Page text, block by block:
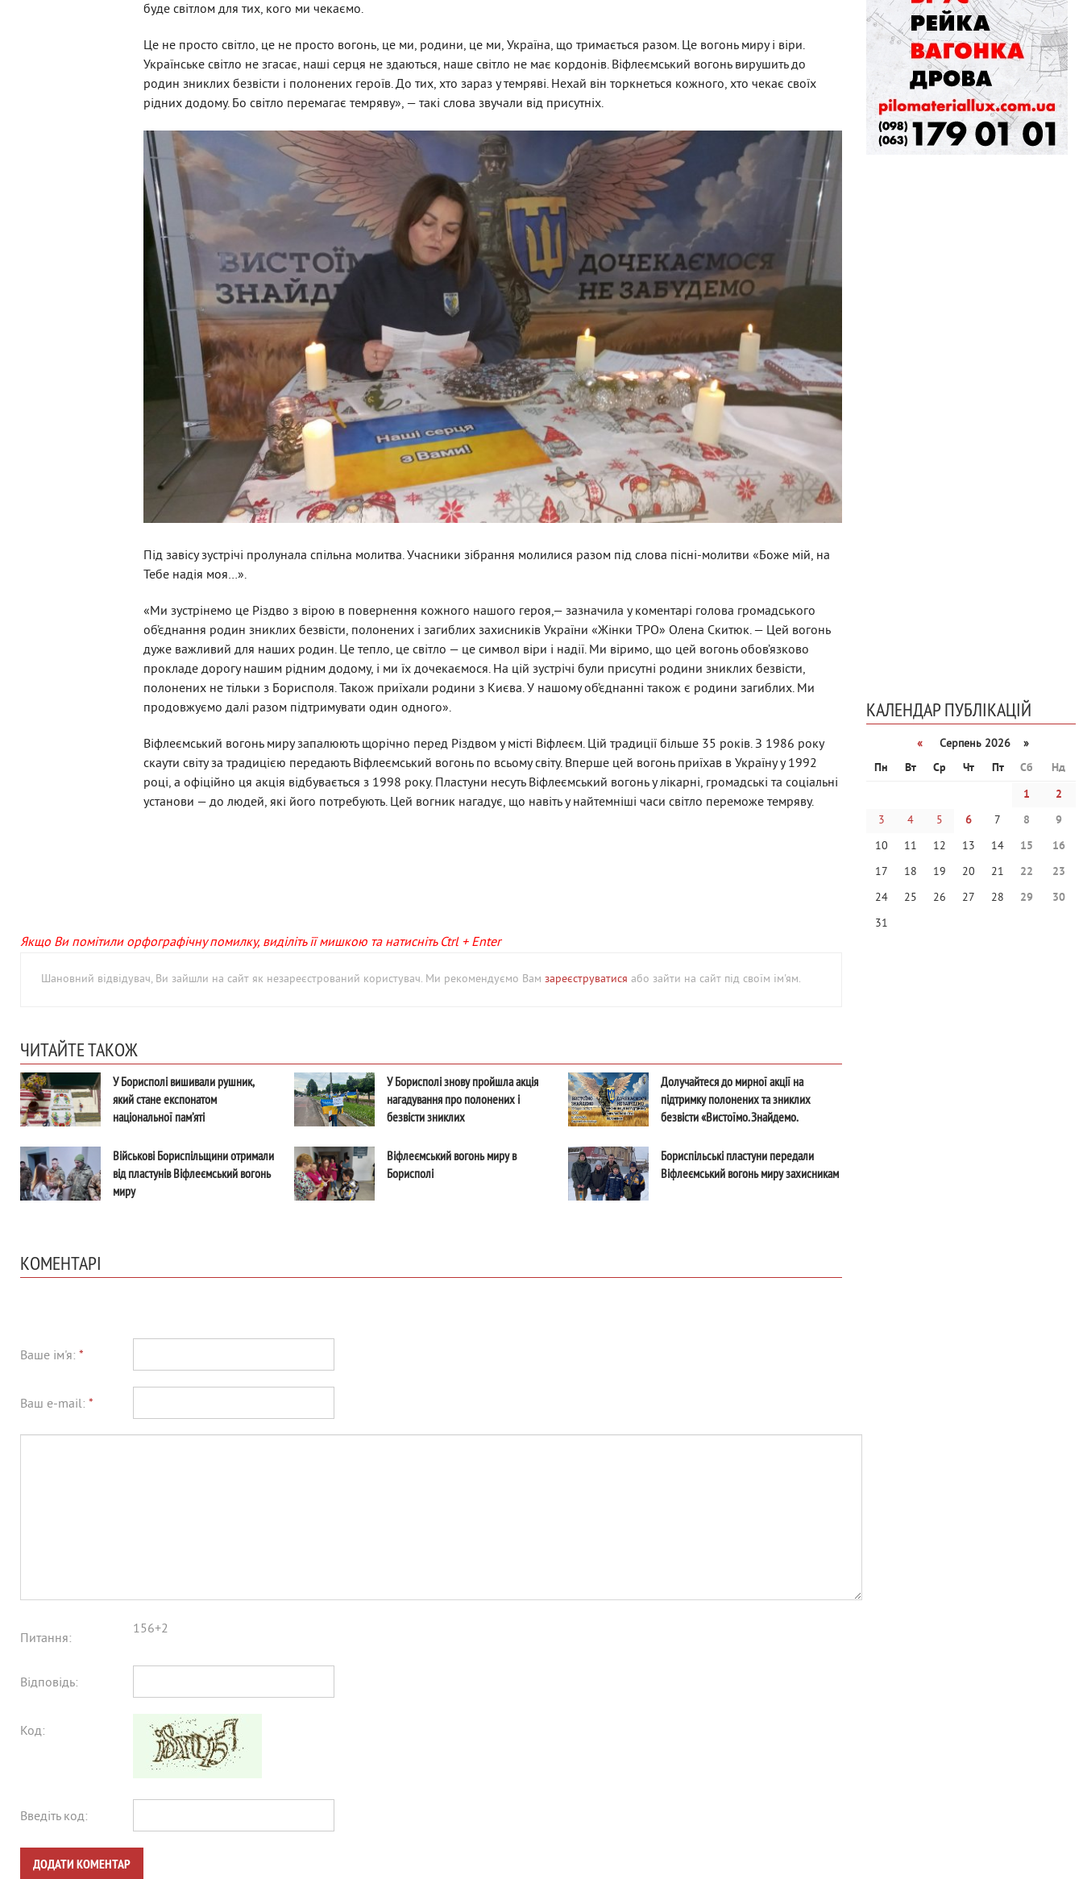
буде світлом для тих, кого ми чекаємо.
Це не просто світло, це не просто вогонь, це ми, родини, це ми, Україна, що тримається разом. Це вогонь миру і віри.
Українське світло не згасає, наші серця не здаються, наше світло не має кордонів. Віфлеємський вогонь вирушить до
родин зниклих безвісти і полонених героїв. До тих, хто зараз у темряві. Нехай він торкнеться кожного, хто чекає своїх
рідних додому. Бо світло перемагає темряву», — такі слова звучали від присутніх.
Під завісу зустрічі пролунала спільна молитва. Учасники зібрання молилися разом під слова пісні-молитви «Боже мій, на
Тебе надія моя…».
«Ми зустрінемо це Різдво з вірою в повернення кожного нашого героя,— зазначила у коментарі голова громадського
об’єднання родин зниклих безвісти, полонених і загиблих захисників України «Жінки ТРО» Олена Скитюк. — Цей вогонь
дуже важливий для наших родин. Це тепло, це світло — це символ віри і надії. Ми віримо, що цей вогонь обов’язково
прокладе дорогу нашим рідним додому, і ми їх дочекаємося. На цій зустрічі були присутні родини зниклих безвісти,
полонених не тільки з Борисполя. Також приїхали родини з Києва. У нашому об’єднанні також є родини загиблих. Ми
продовжуємо далі разом підтримувати один одного».
Віфлеємський вогонь миру запалюють щорічно перед Різдвом у місті Віфлеєм. Цій традиції більше 35 років. З 1986 року
скаути світу за традицією передають Віфлеємський вогонь по всьому світу. Вперше цей вогонь приїхав в Україну у 1992
році, а офіційно ця акція відбувається з 1998 року. Пластуни несуть Віфлеємський вогонь у лікарні, громадські та соціальні
установи — до людей, які його потребують. Цей вогник нагадує, що навіть у найтемніші часи світло переможе темряву.
Якщо Ви помітили орфографічну помилку, виділіть її мишкою та натисніть Ctrl + Enter
Шановний відвідувач, Ви зайшли на сайт як незареєстрований користувач. Ми рекомендуємо Вам зареєструватися або зайти на сайт під своїм ім'ям.
ЧИТАЙТЕ ТАКОЖ
У Борисполі вишивали рушник,
який стане експонатом
національної пам’яті
У Борисполі знову пройшла акція
нагадування про полонених і
безвісти зниклих
Долучайтеся до мирної акції на
підтримку полонених та зниклих
безвісти «Вистоїмо. Знайдемо.
Військові Бориспільщини отримали
від пластунів Віфлеємський вогонь
миру
Віфлеємський вогонь миру в
Борисполі
Бориспільські пластуни передали
Віфлеємський вогонь миру захисникам
КОМЕНТАРІ
Ваше ім'я: *
Ваш e-mail: *
Питання:
156+2
Відповідь:
Код:
Введіть код:
ДОДАТИ КОМЕНТАР
КАЛЕНДАР ПУБЛІКАЦІЙ
«
Серпень 2026 »
Пн
Вт Ср Чт Пт Сб
Нд
1
2
3
4 5 6 7 8
9
10
11 12 13 14 15
16
17
18 19 20 21 22
23
24
25 26 27 28 29
30
31